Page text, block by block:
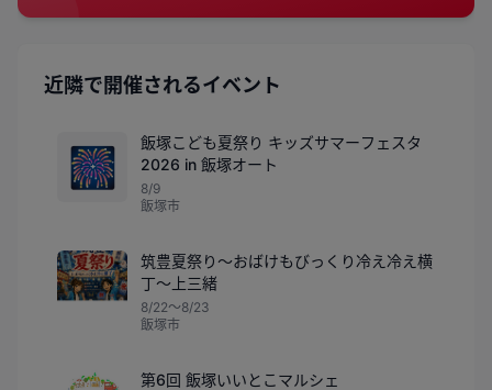
近隣で開催されるイベント
🎆
飯塚こども夏祭り キッズサマーフェスタ
2026 in 飯塚オート
8/9
飯塚市
筑豊夏祭り～おばけもびっくり冷え冷え横
丁～上三緒
8/22〜8/23
飯塚市
第6回 飯塚いいとこマルシェ